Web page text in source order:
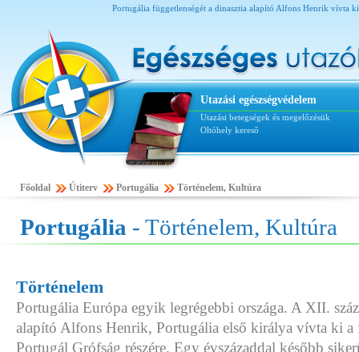
Portugália függetlenségét a dinasztia alapító Alfons Henrik vívta
Utazási egészségvédelem
Utazási betegségek és megelőzésük
Oltóhely kereső
Főoldal Útiterv Portugália Történelem, Kultúra
Portugália - Történelem, Kultúra
Történelem
Portugália Európa egyik legrégebbi országa. A XII.
alapító Alfons Henrik, Portugália első királya vívta ki a
Portugál Grófság részére. Egy évszázaddal később